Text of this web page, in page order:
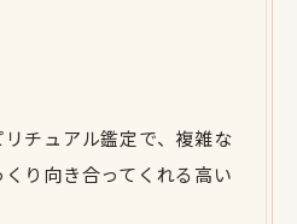
チュアル鑑定で、複雑な
り向き合ってくれる高い